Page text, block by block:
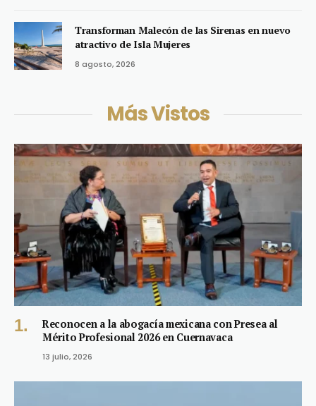
Transforman Malecón de las Sirenas en nuevo
atractivo de Isla Mujeres
8 agosto, 2026
Más Vistos
Reconocen a la abogacía mexicana con Presea al
Mérito Profesional 2026 en Cuernavaca
13 julio, 2026